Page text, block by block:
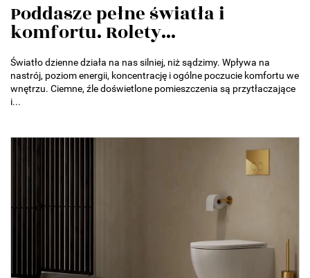
Poddasze pełne światła i
komfortu. Rolety...
Światło dzienne działa na nas silniej, niż sądzimy. Wpływa na
nastrój, poziom energii, koncentrację i ogólne poczucie komfortu we
wnętrzu. Ciemne, źle doświetlone pomieszczenia są przytłaczające
i...